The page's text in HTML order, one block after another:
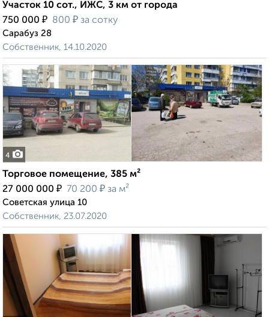
Участок 10 сот., ИЖС, 3 км от города
750 000 ₽ 800 ₽ за сотку
Сарабуз 28
Собственник, 14.10.2020
4
Торговое помещение, 385 м²
27 000 000 ₽ 70 200 ₽ за м²
Советская улица 10
Собственник, 23.07.2020